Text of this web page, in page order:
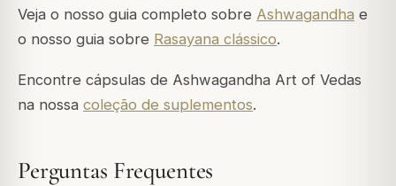
Veja o nosso guia completo sobre Ashwagandha e
o nosso guia sobre Rasayana clássico.
Encontre cápsulas de Ashwagandha Art of Vedas
na nossa coleção de suplementos.
Perguntas Frequentes